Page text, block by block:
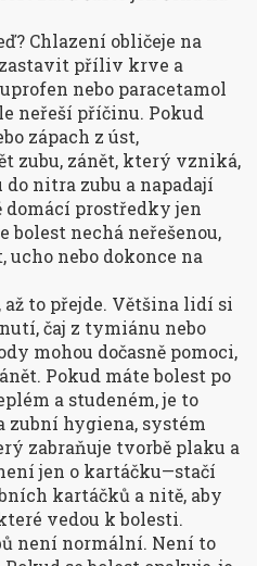
Chlazení obličeje na
zastavit příliv krve a
nebo paracetamol
neřeší příčinu. Pokud
zápach z úst,
zubu, zánět, který vzniká,
nitra zubu a napadají
prostředky jen
bolest nechá neřešenou,
ucho nebo dokonce na
až to přejde. Většina lidí si
čaj z tymiánu nebo
mohou dočasně pomoci,
Pokud máte bolest po
a studeném, je to
zubní hygiena, systém
zabraňuje tvorbě plaku a
jen o kartáčku—stačí
kartáčků a nitě, aby
vedou k bolesti.
není normální. Není to